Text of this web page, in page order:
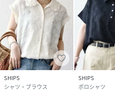
品番
722330034-
SHIPS
シャツ・ブラウス
SHIPS
ポロシャツ